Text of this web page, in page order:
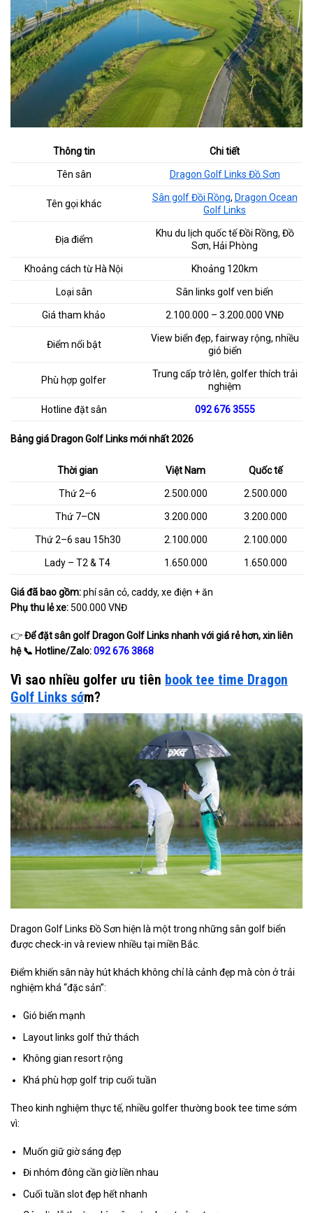
Thông tin Chi tiết
Tên sân Dragon Golf Links Đồ Sơn
Tên gọi khác
Sân golf Đồi Rồng, Dragon Ocean
Golf Links
Địa điểm
Khu du lịch quốc tế Đồi Rồng, Đồ
Sơn, Hải Phòng
Khoảng cách từ Hà Nội Khoảng 120km
Loại sân Sân links golf ven biển
Giá tham khảo 2.100.000 – 3.200.000 VNĐ
Điểm nổi bật
View biển đẹp, fairway rộng, nhiều
gió biển
Phù hợp golfer
Trung cấp trở lên, golfer thích trải
nghiệm
Hotline đặt sân 092 676 3555
Bảng giá Dragon Golf Links mới nhất 2026
Thời gian Việt Nam Quốc tế
Thứ 2–6 2.500.000 2.500.000
Thứ 7–CN 3.200.000 3.200.000
Thứ 2–6 sau 15h30 2.100.000 2.100.000
Lady – T2 & T4 1.650.000 1.650.000
Giá đã bao gồm:phí sân cỏ, caddy, xe điện + ăn
Phụ thu lẻ xe:500.000 VNĐ
👉Để đặt sân golf Dragon Golf Links nhanh với giá rẻ hơn, xin liên
hệ📞 Hotline/Zalo:092 676 3868
Vì sao nhiều golfer ưu tiên book tee time Dragon
Golf Links sớm?
Dragon Golf Links Đồ Sơn hiện là một trong những sân golf biển
được check-in và review nhiều tại miền Bắc.
Điểm khiến sân này hút khách không chỉ là cảnh đẹp mà còn ở trải
nghiệm khá “đặc sản”:
Gió biển mạnh
Layout links golf thử thách
Không gian resort rộng
Khá phù hợp golf trip cuối tuần
Theo kinh nghiệm thực tế, nhiều golfer thường book tee time sớm
vì:
Muốn giữ giờ sáng đẹp
Đi nhóm đông cần giờ liền nhau
Cuối tuần slot đẹp hết nhanh